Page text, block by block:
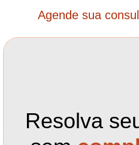
Agende sua
Resolva